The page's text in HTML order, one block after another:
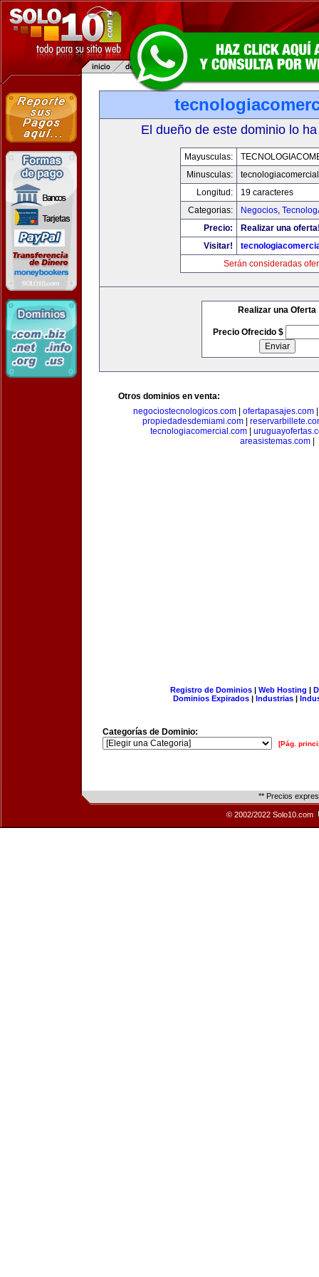
El dueño de este dominio lo
Mayusculas:
Minusculas:
Longitud:
19 caracteres
Categorias:
Negocios,
Precio:
Realizar una
Visitar!
Serán consideradas
Realizar una Oferta
Precio Ofrecido $
Otros dominios en venta:
negociostecnologicos.com
ofertapasajes.com
propiedadesdemiami.com
tecnologiacomercial.com
areasistemas.com|
Registro de Dominios| Web Hosting |
Dominios Expirados | Industrias |
Categorías de Dominio:
[Pág.
** Precios
© 2002/2022 Solo10.com